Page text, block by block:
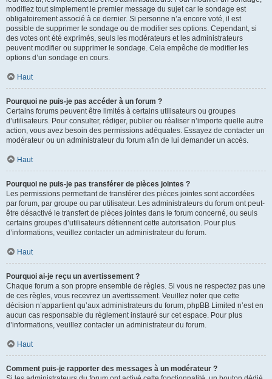
modifiez tout simplement le premier message du sujet car le sondage est
obligatoirement associé à ce dernier. Si personne n’a encore voté, il est
possible de supprimer le sondage ou de modifier ses options. Cependant, si
des votes ont été exprimés, seuls les modérateurs et les administrateurs
peuvent modifier ou supprimer le sondage. Cela empêche de modifier les
options d’un sondage en cours.
Haut
Pourquoi ne puis-je pas accéder à un forum ?
Certains forums peuvent être limités à certains utilisateurs ou groupes
d’utilisateurs. Pour consulter, rédiger, publier ou réaliser n’importe quelle autre
action, vous avez besoin des permissions adéquates. Essayez de contacter un
modérateur ou un administrateur du forum afin de lui demander un accès.
Haut
Pourquoi ne puis-je pas transférer de pièces jointes ?
Les permissions permettant de transférer des pièces jointes sont accordées
par forum, par groupe ou par utilisateur. Les administrateurs du forum ont peut-
être désactivé le transfert de pièces jointes dans le forum concerné, ou seuls
certains groupes d’utilisateurs détiennent cette autorisation. Pour plus
d’informations, veuillez contacter un administrateur du forum.
Haut
Pourquoi ai-je reçu un avertissement ?
Chaque forum a son propre ensemble de règles. Si vous ne respectez pas une
de ces règles, vous recevrez un avertissement. Veuillez noter que cette
décision n’appartient qu’aux administrateurs du forum, phpBB Limited n’est en
aucun cas responsable du règlement instauré sur cet espace. Pour plus
d’informations, veuillez contacter un administrateur du forum.
Haut
Comment puis-je rapporter des messages à un modérateur ?